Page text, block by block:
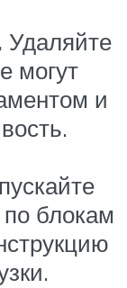
Удаляйте
могут
и
блокам